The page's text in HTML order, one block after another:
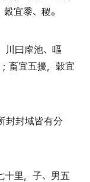
穀宜黍、 稷。
川曰虖池、 嘔
； 畜宜五擾， 穀宜
封封域皆有分
十里， 子、 男五